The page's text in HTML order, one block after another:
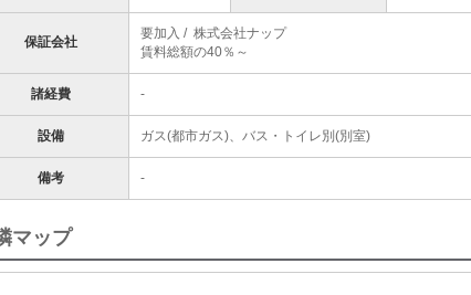
保証会社
要加入 / 株式会社ナップ
賃料総額の40％～
諸経費 -
設備 ガス(都市ガス)、バス・トイレ別(別室)
備考 -
マップ